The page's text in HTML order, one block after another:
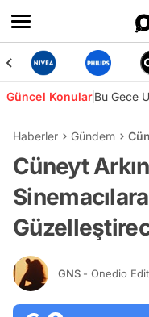
Güncel KonularBu Gece
Haberler Gündem
Cüneyt
GNS - Onedio